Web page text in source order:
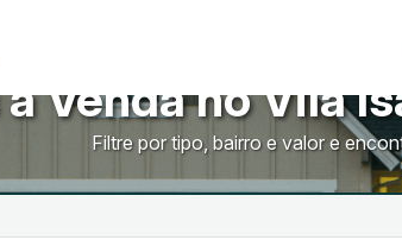
Venda no Vila
Filtre por tipo, bairro e valor e